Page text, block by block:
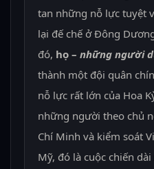
tan những nỗ lực tuyệt
lại đế chế ở Đông
đó, họ – những người
thành một đội quân
nỗ lực rất lớn của Hoa
những người theo chủ
Chí Minh và kiểm soát
Mỹ, đó là cuộc chiến